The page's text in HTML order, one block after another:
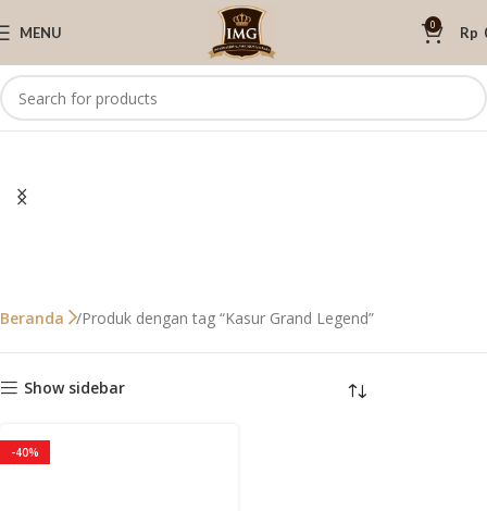
MENU 0 Rp
Beranda Produk dengan tag “Kasur Grand Legend”
Show sidebar
-40%